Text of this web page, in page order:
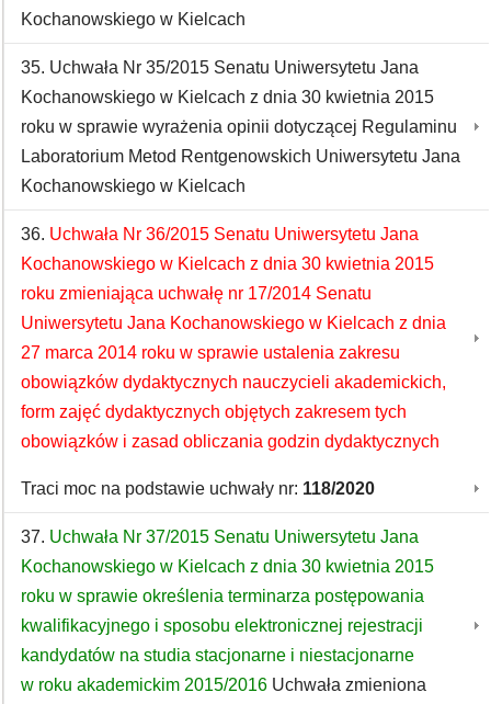
Kochanowskiego w Kielcach
35. Uchwała Nr 35/2015 Senatu Uniwersytetu Jana
Kochanowskiego w Kielcach z dnia 30 kwietnia 2015
roku w sprawie wyrażenia opinii dotyczącej Regulaminu
Laboratorium Metod Rentgenowskich Uniwersytetu Jana
Kochanowskiego w Kielcach
36. Uchwała Nr 36/2015 Senatu Uniwersytetu Jana
Kochanowskiego w Kielcach z dnia 30 kwietnia 2015
roku zmieniająca uchwałę nr 17/2014 Senatu
Uniwersytetu Jana Kochanowskiego w Kielcach z dnia
27 marca 2014 roku w sprawie ustalenia zakresu
obowiązków dydaktycznych nauczycieli akademickich,
form zajęć dydaktycznych objętych zakresem tych
obowiązków i zasad obliczania godzin dydaktycznych
Traci moc na podstawie uchwały nr: 118/2020
37. Uchwała Nr 37/2015 Senatu Uniwersytetu Jana
Kochanowskiego w Kielcach z dnia 30 kwietnia 2015
roku w sprawie określenia terminarza postępowania
kwalifikacyjnego i sposobu elektronicznej rejestracji
kandydatów na studia stacjonarne i niestacjonarne
w roku akademickim 2015/2016 Uchwała zmieniona